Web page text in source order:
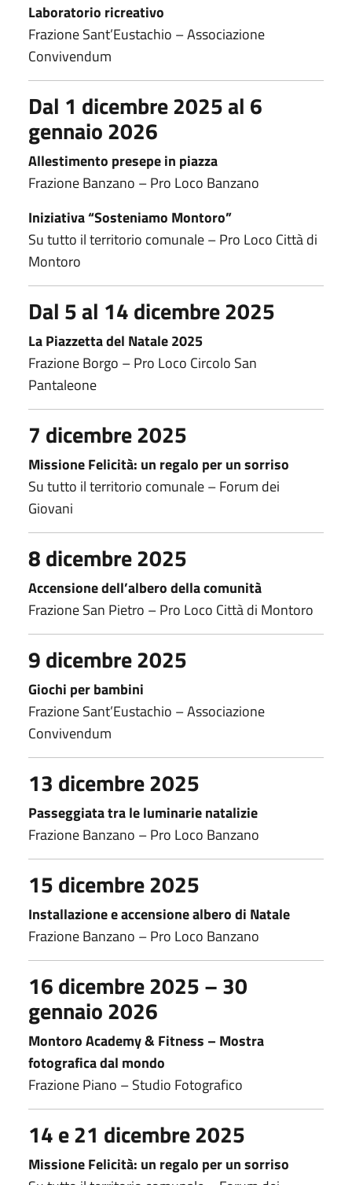
Laboratorio ricreativo
Frazione Sant’Eustachio – Associazione
Convivendum
Dal 1 dicembre 2025 al 6
gennaio 2026
Allestimento presepe in piazza
Frazione Banzano – Pro Loco Banzano
Iniziativa “Sosteniamo Montoro”
Su tutto il territorio comunale – Pro Loco Città di
Montoro
Dal 5 al 14 dicembre 2025
La Piazzetta del Natale 2025
Frazione Borgo – Pro Loco Circolo San
Pantaleone
7 dicembre 2025
Missione Felicità: un regalo per un sorriso
Su tutto il territorio comunale – Forum dei
Giovani
8 dicembre 2025
Accensione dell’albero della comunità
Frazione San Pietro – Pro Loco Città di Montoro
9 dicembre 2025
Giochi per bambini
Frazione Sant’Eustachio – Associazione
Convivendum
13 dicembre 2025
Passeggiata tra le luminarie natalizie
Frazione Banzano – Pro Loco Banzano
15 dicembre 2025
Installazione e accensione albero di Natale
Frazione Banzano – Pro Loco Banzano
16 dicembre 2025 – 30
gennaio 2026
Montoro Academy & Fitness – Mostra
fotografica dal mondo
Frazione Piano – Studio Fotografico
14 e 21 dicembre 2025
Missione Felicità: un regalo per un sorriso